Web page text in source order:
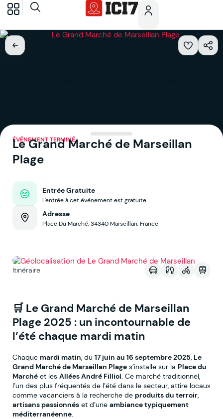
ÉVÉNEMENT TERMINÉ
Le Grand Marché de Marseillan
Plage
Entrée Gratuite
L'entrée à cet événement est gratuite
Adresse
Place Du Marché, 34340 Marseillan, France
Itinéraire
🛒 Le Grand Marché de Marseillan
Plage 2025 : un incontournable de
l’été chaque mardi matin
Chaque mardi matin , du 17 juin au 16 septembre 2025 Le
Grand Marché de Marseillan Plage s’installe sur la Place du
Marché et les Allées André Filliol . Ce marché traditionnel,
l’un des plus fréquentés de l’été dans le secteur, attire locaux
comme vacanciers à la recherche de produits du terroir
artisans passionnés et d’une ambiance typiquement
méditerranéenne